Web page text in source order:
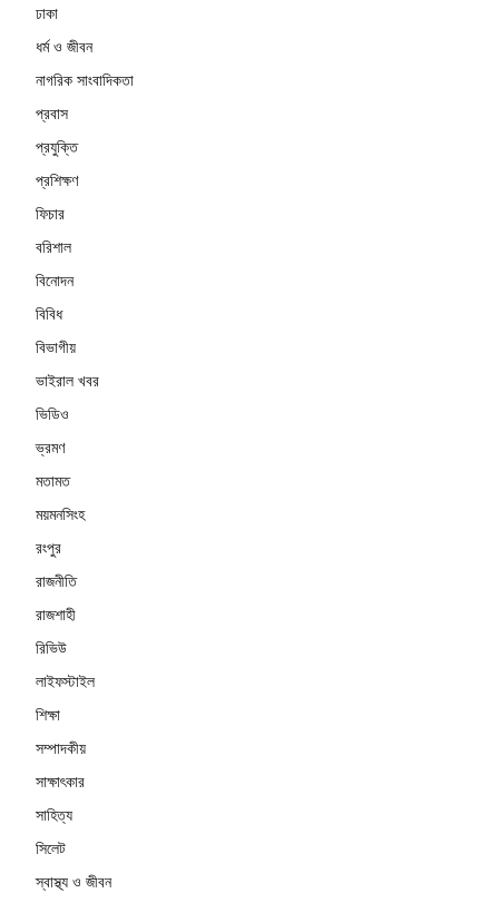
ঢাকা
ধর্ম ও জীবন
নাগরিক সাংবাদিকতা
প্রবাস
প্রযুক্তি
প্রশিক্ষণ
ফিচার
বরিশাল
বিনোদন
বিবিধ
বিভাগীয়
ভাইরাল খবর
ভিডিও
ভ্রমণ
মতামত
ময়মনসিংহ
রংপুর
রাজনীতি
রাজশাহী
রিভিউ
লাইফস্টাইল
শিক্ষা
সম্পাদকীয়
সাক্ষাৎকার
সাহিত্য
সিলেট
স্বাস্থ্য ও জীবন